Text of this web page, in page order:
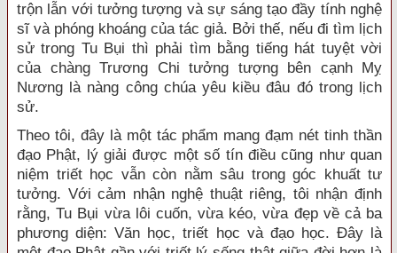
trộn lẫn với tưởng tượng và sự sáng tạo đầy tính nghệ
sĩ và phóng khoáng của tác giả. Bởi thế, nếu đi tìm lịch
sử trong Tu Bụi thì phải tìm bằng tiếng hát tuyệt vời
của chàng Trương Chi tưởng tượng bên cạnh Mỵ
Nương là nàng công chúa yêu kiều đâu đó trong lịch
sử.
Theo tôi, đây là một tác phẩm mang đạm nét tinh thần
đạo Phật, lý giải được một số tín điều cũng như quan
niệm triết học vẫn còn nằm sâu trong góc khuất tư
tưởng. Với cảm nhận nghệ thuật riêng, tôi nhận định
rằng, Tu Bụi vừa lôi cuốn, vừa kéo, vừa đẹp về cả ba
phương diện: Văn học, triết học và đạo học. Đây là